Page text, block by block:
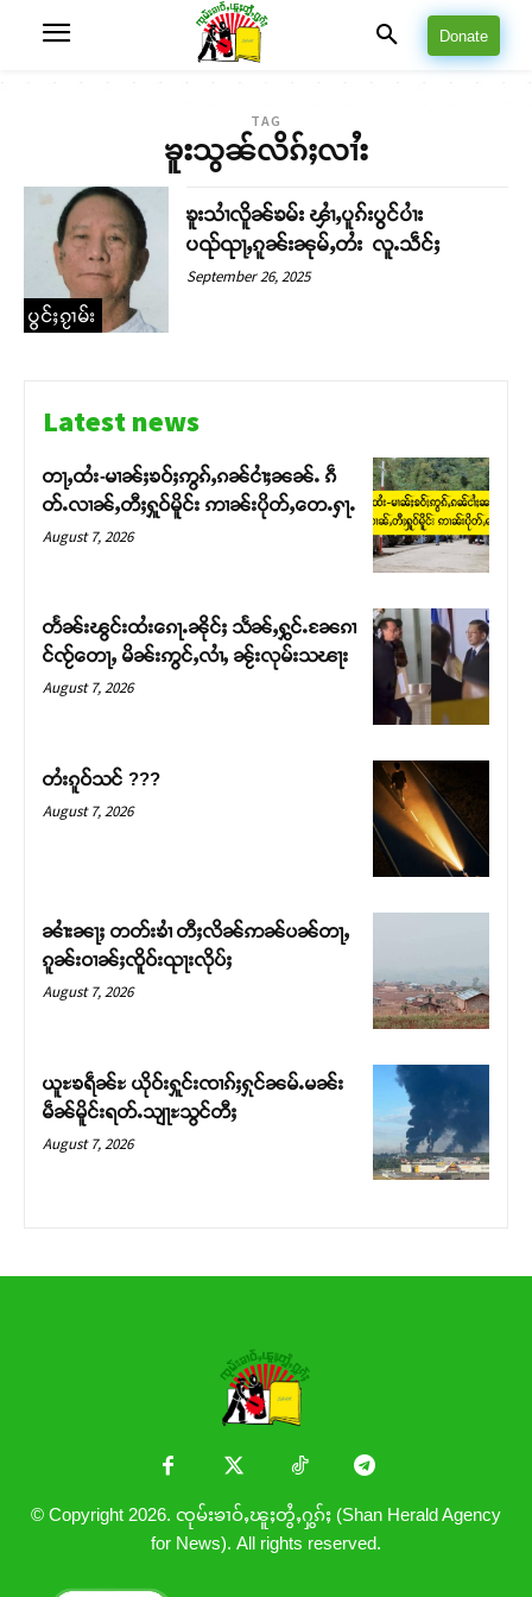
တႃႇႁႂ်ႈသဵင်ၵၢင်ၸႂ်ၵူၼ်းမိူင်း ၵူႈတီႈၵူႈလႅၼ်ပေႃးတေၸွ
တ်ႇ တူဝ်ႈလုမ်ႈၾႃႉၼၼ်ႉ ၶဝ်ႈႁူမ်ႈၵမ်ႉထႅမ် ၸုမ်းၶၢ
ဝ်ႇၽူႈတွႆႇႁွၵ်ႈ လႆႈယူႇၶႃႈဢေႃႈ။
Donate
TAG
ၶူးသွၼ်လိၵ်ႈလၢႆး
ပွင်ႈၵႂၢမ်း
ၶူးသၢႆလိူၼ်ၶမ်း ၾၢႆႇပူၵ်းပွင်ပၢႆး
ပၺ်ၺႃႇၵူၼ်းၼုမ်ႇတႆး လူႉသဵင်ႈ
September 26, 2025
Latest news
တႃႇထႆး-မၢၼ်ႈၶဝ်ႈဢွၵ်ႇၵၼ်ငၢႆႈၼၼ်ႉ ၵဵ
တ်ႉလၢၼ်ႇတီႈႁူဝ်မိူင်း ဢၢၼ်းပိုတ်ႇတေႉႁႃႉ
August 7, 2026
တႅၼ်းၽွင်းထႆးၵေႃႉၼိုင်ႈ သႅၼ်ႇႁွင်ႉၼႄၵၢ
င်ၸႂ်တေႃႇ မိၼ်းဢွင်ႇလၢႆႇ ၼႂ်းလုမ်းသၽႃး
August 7, 2026
တႆးၵူဝ်သင် ???
August 7, 2026
ၼၢႆးၼႃႈ တတ်းၶၢႆ တီႈလိၼ်ဢၼ်ပၼ်တႃႇ
ၵူၼ်းဝၢၼ်ႈၸိူဝ်းၺႃးလိုပ်ႈ
August 7, 2026
ယူႊၶရဵၼ်ႊ ယိုဝ်းႁူင်းၸၢၵ်ႈႁုင်ၼမ်ႉမၼ်း
မဵၼ်မိူင်းရတ်ႉသျႃႊသွင်တီႈ
August 7, 2026
© Copyright 2026. ၸုမ်းၶၢဝ်ႇၽူႈတွႆႇႁွၵ်ႈ (Shan Herald Agency
for News). All rights reserved.